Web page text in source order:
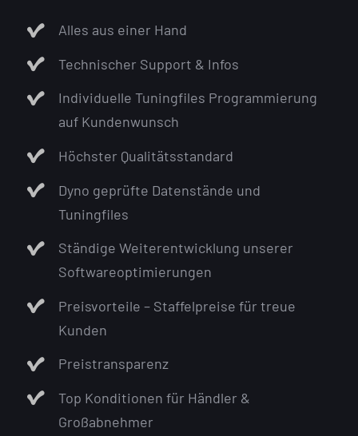
Alles aus einer Hand
Technischer Support & Infos
Individuelle Tuningfiles Programmierung
auf Kundenwunsch
Höchster Qualitätsstandard
Dyno geprüfte Datenstände und
Tuningfiles
Ständige Weiterentwicklung unserer
Softwareoptimierungen
Preisvorteile – Staffelpreise für treue
Kunden
Preistransparenz
Top Konditionen für Händler &
Großabnehmer